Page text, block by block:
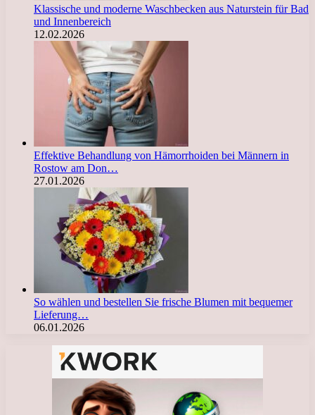
Klassische und moderne Waschbecken aus Naturstein für Bad
und Innenbereich
12.02.2026
Effektive Behandlung von Hämorrhoiden bei Männern in
Rostow am Don…
27.01.2026
So wählen und bestellen Sie frische Blumen mit bequemer
Lieferung…
06.01.2026